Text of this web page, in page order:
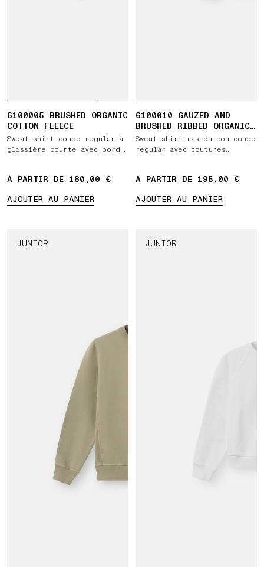
6100005 BRUSHED ORGANIC
COTTON FLEECE
Sweat-shirt coupe regular à
glissière courte avec bords
À PARTIR DE 180,00 €
AJOUTER AU PANIER
6100010 GAUZED AND
BRUSHED RIBBED ORGANIC
COTTON FLEECE
Sweat-shirt ras-du-cou coupe
regular avec coutures
À PARTIR DE 195,00 €
AJOUTER AU PANIER
JUNIOR JUNIOR